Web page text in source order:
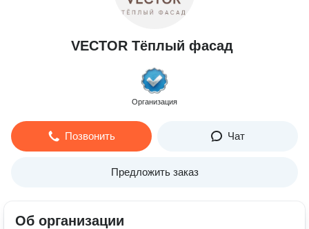
VECTOR Тёплый фасад
Организация
Позвонить Чат
Предложить заказ
Об организации